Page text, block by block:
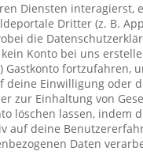
Diensten interagierst,
Dritter (z. B.
die
Konto bei uns
Gastkonto fortzufahren,
deine Einwilligung oder
zur Einhaltung von
löschen lassen, indem
auf deine
Daten